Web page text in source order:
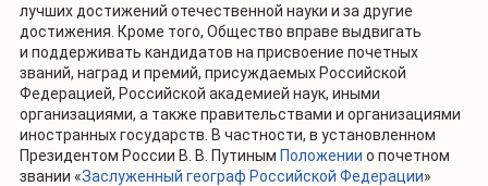
лучших достижений отечественной науки и за другие
достижения. Кроме того, Общество вправе выдвигать
и поддерживать кандидатов на присвоение почетных
званий, наград и премий, присуждаемых Российской
Федерацией, Российской академией наук, иными
организациями, а также правительствами и организациями
иностранных государств. В частности, в установленном
Президентом России В. В. Путиным Положении о почетном
звании «Заслуженный географ Российской Федерации»